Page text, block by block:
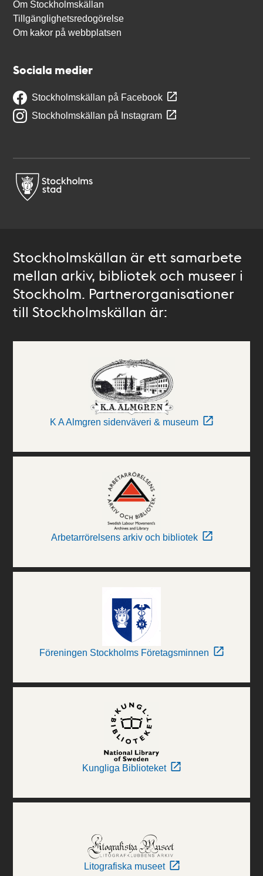
Om Stockholmskällan
Tillgänglighetsredogörelse
Om kakor på webbplatsen
Sociala medier
Stockholmskällan på Facebook
Stockholmskällan på Instagram
Stockholmskällan är ett samarbete
mellan arkiv, bibliotek och museer i
Stockholm. Partnerorganisationer
till Stockholmskällan är:
K A Almgren sidenväveri & museum
Arbetarrörelsens arkiv och bibliotek
Föreningen Stockholms Företagsminnen
Kungliga Biblioteket
Litografiska museet